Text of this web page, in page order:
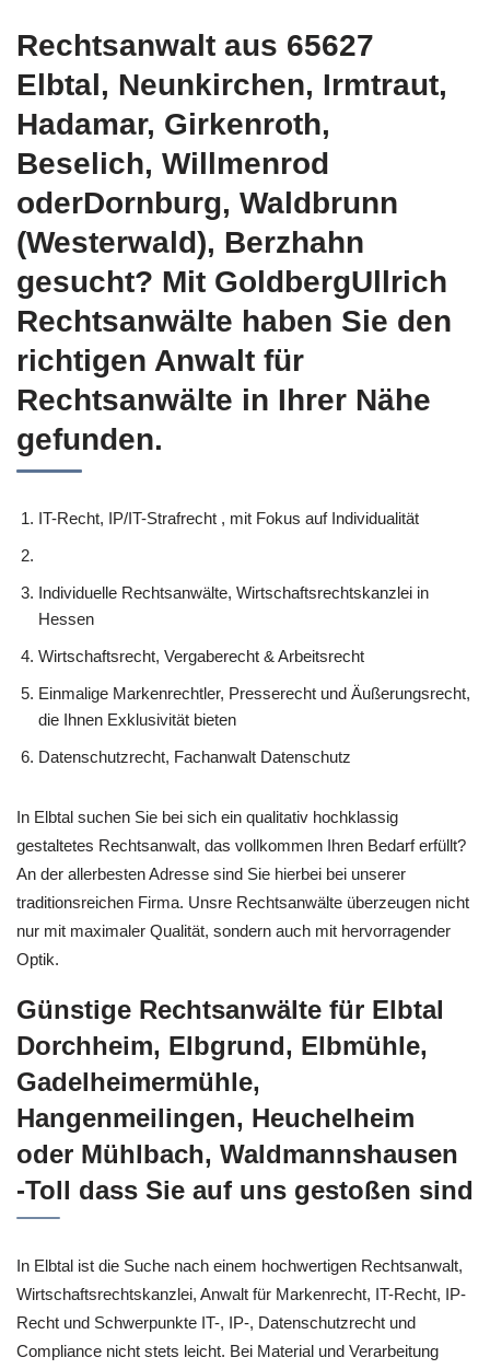
Rechtsanwalt aus 65627
Elbtal, Neunkirchen, Irmtraut,
Hadamar, Girkenroth,
Beselich, Willmenrod
oderDornburg, Waldbrunn
(Westerwald), Berzhahn
gesucht? Mit GoldbergUllrich
Rechtsanwälte haben Sie den
richtigen Anwalt für
Rechtsanwälte in Ihrer Nähe
gefunden.
IT-Recht, IP/IT-Strafrecht , mit Fokus auf Individualität
Individuelle Rechtsanwälte, Wirtschaftsrechtskanzlei in
Hessen
Wirtschaftsrecht, Vergaberecht & Arbeitsrecht
Einmalige Markenrechtler, Presserecht und Äußerungsrecht,
die Ihnen Exklusivität bieten
Datenschutzrecht, Fachanwalt Datenschutz
In Elbtal suchen Sie bei sich ein qualitativ hochklassig
gestaltetes Rechtsanwalt, das vollkommen Ihren Bedarf erfüllt?
An der allerbesten Adresse sind Sie hierbei bei unserer
traditionsreichen Firma. Unsre Rechtsanwälte überzeugen nicht
nur mit maximaler Qualität, sondern auch mit hervorragender
Optik.
Günstige Rechtsanwälte für Elbtal
Dorchheim, Elbgrund, Elbmühle,
Gadelheimermühle,
Hangenmeilingen, Heuchelheim
oder Mühlbach, Waldmannshausen
-Toll dass Sie auf uns gestoßen sind
In Elbtal ist die Suche nach einem hochwertigen Rechtsanwalt,
Wirtschaftsrechtskanzlei, Anwalt für Markenrecht, IT-Recht, IP-
Recht und Schwerpunkte IT-, IP-, Datenschutzrecht und
Compliance nicht stets leicht. Bei Material und Verarbeitung